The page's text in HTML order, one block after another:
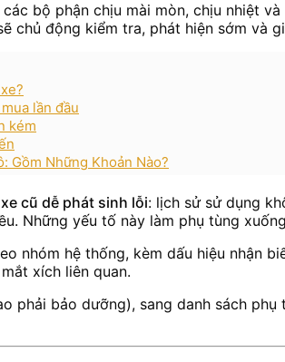
bộ phận chịu mài mòn, chịu nhiệt
chủ động kiểm tra, phát hiện sớm và
lần đầu
kém
Gồm Những Khoản Nào?
cũ dễ phát sinh lỗi: lịch sử sử dụng
Những yếu tố này làm phụ tùng
nhóm hệ thống, kèm dấu hiệu nhận
xích liên quan.
bảo dưỡng), sang danh sách phụ